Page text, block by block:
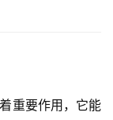
重要作用，它能